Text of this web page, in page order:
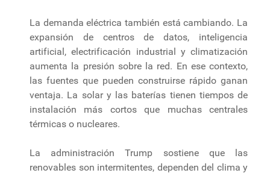
La demanda eléctrica también está cambiando. La
expansión de centros de datos, inteligencia
artificial, electrificación industrial y climatización
aumenta la presión sobre la red. En ese contexto,
las fuentes que pueden construirse rápido ganan
ventaja. La solar y las baterías tienen tiempos de
instalación más cortos que muchas centrales
térmicas o nucleares.
La administración Trump sostiene que las
renovables son intermitentes, dependen del clima y